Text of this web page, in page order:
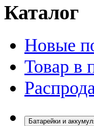
Каталог
Новые
Товар в
Батарейки и